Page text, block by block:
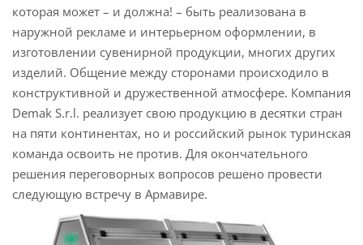
которая может – и должна! – быть реализована в
наружной рекламе и интерьерном оформлении, в
изготовлении сувенирной продукции, многих других
изделий. Общение между сторонами происходило в
конструктивной и дружественной атмосфере. Компания
Demak S.r.l. реализует свою продукцию в десятки стран
на пяти континентах, но и российский рынок туринская
команда освоить не против. Для окончательного
решения переговорных вопросов решено провести
следующую встречу в Армавире.